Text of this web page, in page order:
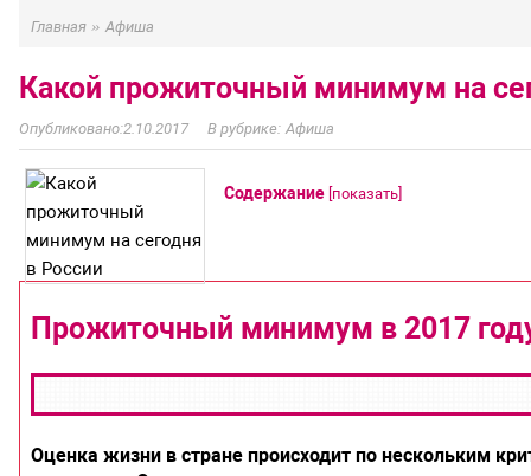
Главная » Афиша
Какой прожиточный минимум на
2.10.2017 Афиша
Содержание [показать]
Прожиточный минимум в 2017
Оценка жизни в стране происходит по нескольким